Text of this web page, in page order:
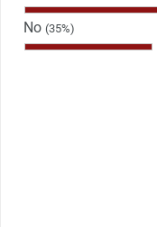
No (35%)